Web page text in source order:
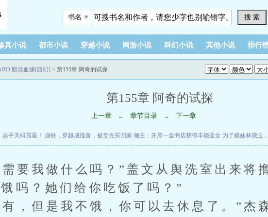
书名 搜 索
真小说 都市小说 穿越小说 网游小说 科幻小说 其他小说 排行
黯淡血缘[西幻] > 第155章 阿奇的试探
第155章 阿奇的试探
上一章 ← 章节目录 → 下一章
手天碍震星！ 崩铁，穿越成怪兽，被爻光买回家 领主：开局一金商店获得丰饶圣女 为了嫡妹林黛玉
要我做什么吗？”盖文从舆洗室出来将
吗？她们给你吃饭了吗？”
，但是我不饿，你可以去休息了。”杰